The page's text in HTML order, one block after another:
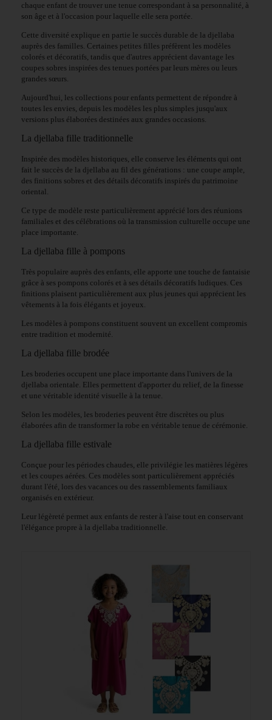
chaque enfant de trouver une tenue correspondant à sa personnalité, à
son âge et à l'occasion pour laquelle elle sera portée.
Cette diversité explique en partie le succès durable de la djellaba
auprès des familles. Certaines petites filles préfèrent les modèles
colorés et décoratifs, tandis que d'autres apprécient davantage les
coupes sobres inspirées des tenues portées par leurs mères ou leurs
grandes sœurs.
Aujourd'hui, les collections pour enfants permettent de répondre à
toutes les envies, depuis les modèles les plus simples jusqu'aux
versions plus élaborées destinées aux grandes occasions.
La djellaba fille traditionnelle
Inspirée des modèles historiques, elle conserve les éléments qui ont
fait le succès de la djellaba au fil des générations : une coupe ample,
des finitions sobres et des détails décoratifs inspirés du patrimoine
oriental.
Ce type de modèle reste particulièrement apprécié lors des réunions
familiales et des célébrations où la transmission culturelle occupe une
place importante.
La djellaba fille à pompons
Très populaire auprès des enfants, elle apporte une touche de fantaisie
grâce à ses pompons colorés et à ses détails décoratifs ludiques. Ces
finitions plaisent particulièrement aux plus jeunes qui apprécient les
vêtements à la fois élégants et joyeux.
Les modèles à pompons constituent souvent un excellent compromis
entre tradition et modernité.
La djellaba fille brodée
Les broderies occupent une place importante dans l'univers de la
djellaba orientale. Elles permettent d'apporter du relief, de la finesse
et une véritable identité visuelle à la tenue.
Selon les modèles, les broderies peuvent être discrètes ou plus
élaborées afin de transformer la robe en véritable tenue de cérémonie.
La djellaba fille estivale
Conçue pour les périodes chaudes, elle privilégie les matières légères
et les coupes aérées. Ces modèles sont particulièrement appréciés
durant l'été, lors des vacances ou des rassemblements familiaux
organisés en extérieur.
Leur légèreté permet aux enfants de rester à l'aise tout en conservant
l'élégance propre à la djellaba traditionnelle.